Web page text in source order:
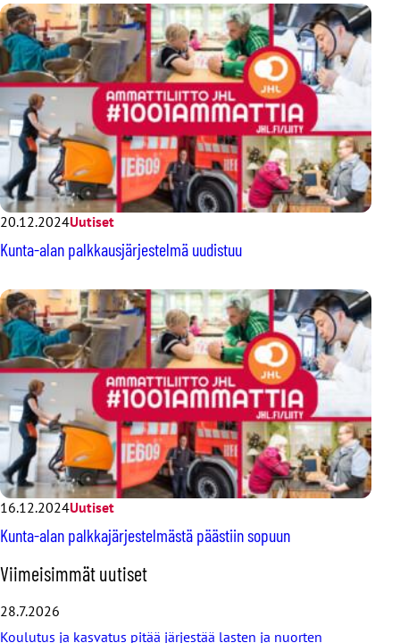
20.12.2024Uutiset
Kunta-alan palkkausjärjestelmä uudistuu
16.12.2024Uutiset
Kunta-alan palkkajärjestelmästä päästiin sopuun
O
h
i
t
Viimeisimmät uutiset
28.7.2026
Koulutus ja kasvatus pitää järjestää lasten ja nuorten